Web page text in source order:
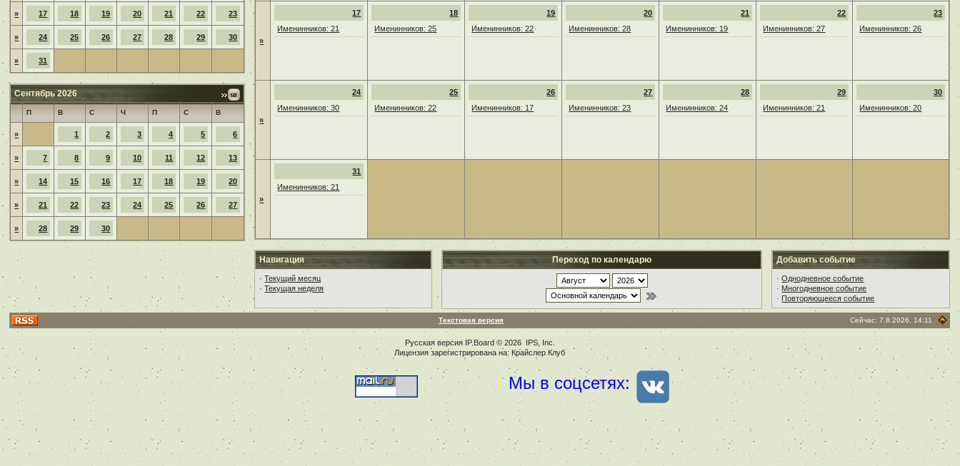
» 17 18 19 20 21 22 23
» 24 25 26 27 28 29 30
» 31
Сентябрь 2026
П В С Ч П С В
» 1 2 3 4 5 6
» 7 8 9 10 11 12 13
» 14 15 16 17 18 19 20
» 21 22 23 24 25 26 27
» 28 29 30
»
17
Именинников: 21
18
Именинников: 25
19
Именинников: 22
20
Именинников: 28
21
Именинников: 19
22
Именинников: 27
23
Именинников: 26
»
24
Именинников: 30
25
Именинников: 22
26
Именинников: 17
27
Именинников: 23
28
Именинников: 24
29
Именинников: 21
30
Именинников: 20
»
31
Именинников: 21
Навигация
·Текущий месяц
·Текущая неделя
Переход по календарю Добавить событие
·Однодневное событие
· Многодневное событие
· Повторяющееся событие
Текстовая версия Сейчас: 7.8.2026, 14:11
Русская версия IP.Board© 2026 IPS, Inc
Лицензия зарегистрирована на: Крайслер Клуб
Мы в соцсетях: